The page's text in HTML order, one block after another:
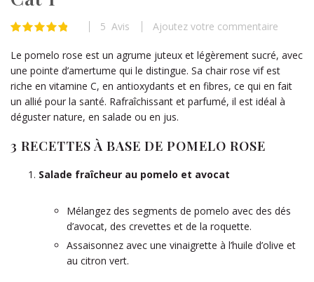
beginning
of
images
gallery
Évaluation: 5 Avis Ajoutez votre commentaire
Le pomelo rose est un agrume juteux et légèrement sucré, avec
une pointe d’amertume qui le distingue. Sa chair rose vif est
riche en vitamine C, en antioxydants et en fibres, ce qui en fait
un allié pour la santé. Rafraîchissant et parfumé, il est idéal à
déguster nature, en salade ou en jus.
3 RECETTES À BASE DE POMELO ROSE
Salade fraîcheur au pomelo et avocat
Mélangez des segments de pomelo avec des dés
d’avocat, des crevettes et de la roquette.
Assaisonnez avec une vinaigrette à l’huile d’olive et
au citron vert.